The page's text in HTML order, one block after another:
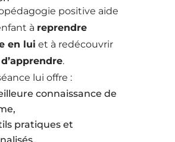
positive aide
à reprendre
en lui et à redécouvrir
.
lui offre :
connaissance de
pratiques et